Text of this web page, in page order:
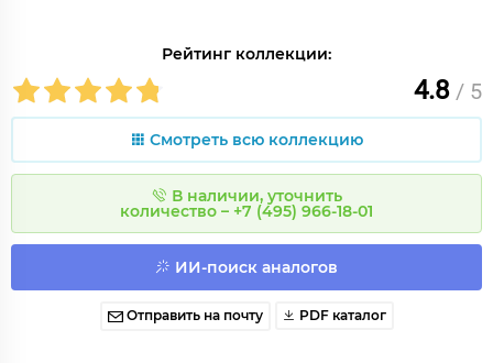
Рейтинг коллекции:
4.8 / 5
Смотреть всю коллекцию
В наличии, уточнить
количество – +7 (495) 966-18-01
ИИ-поиск аналогов
Отправить на почту PDF каталог